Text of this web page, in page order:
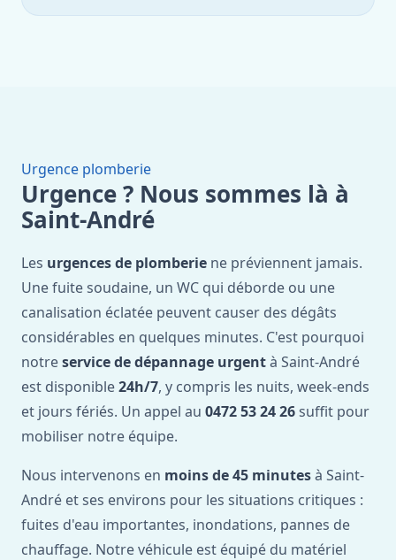
Urgence plomberie
Urgence ? Nous sommes là à
Saint-André
Les urgences de plomberie ne préviennent jamais.
Une fuite soudaine, un WC qui déborde ou une
canalisation éclatée peuvent causer des dégâts
considérables en quelques minutes. C'est pourquoi
notreservice de dépannage urgentà Saint-André
est disponible24h/7, y compris les nuits, week-ends
et jours fériés. Un appel au 0472 53 24 26 suffit pour
mobiliser notre équipe.
Nous intervenons en moins de 45 minutesà Saint-
André et ses environs pour les situations critiques :
fuites d'eau importantes, inondations, pannes de
chauffage. Notre véhicule est équipé du matériel